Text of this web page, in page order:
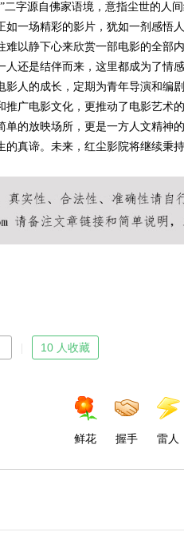
二字源自佛家语境，意指尘世的人
如一场精彩的影片，犹如一剂感悟
难以静下心来欣赏一部电影的全部
人还是结伴而来，这里都成为了情
影人的成长，定期为青年导演和编
推广电影文化，更推动了电影艺术
单的放映场所，更是一方人文精神
的真谛。未来，红尘影院将继续秉
10 人收藏
鲜花 握手 雷人